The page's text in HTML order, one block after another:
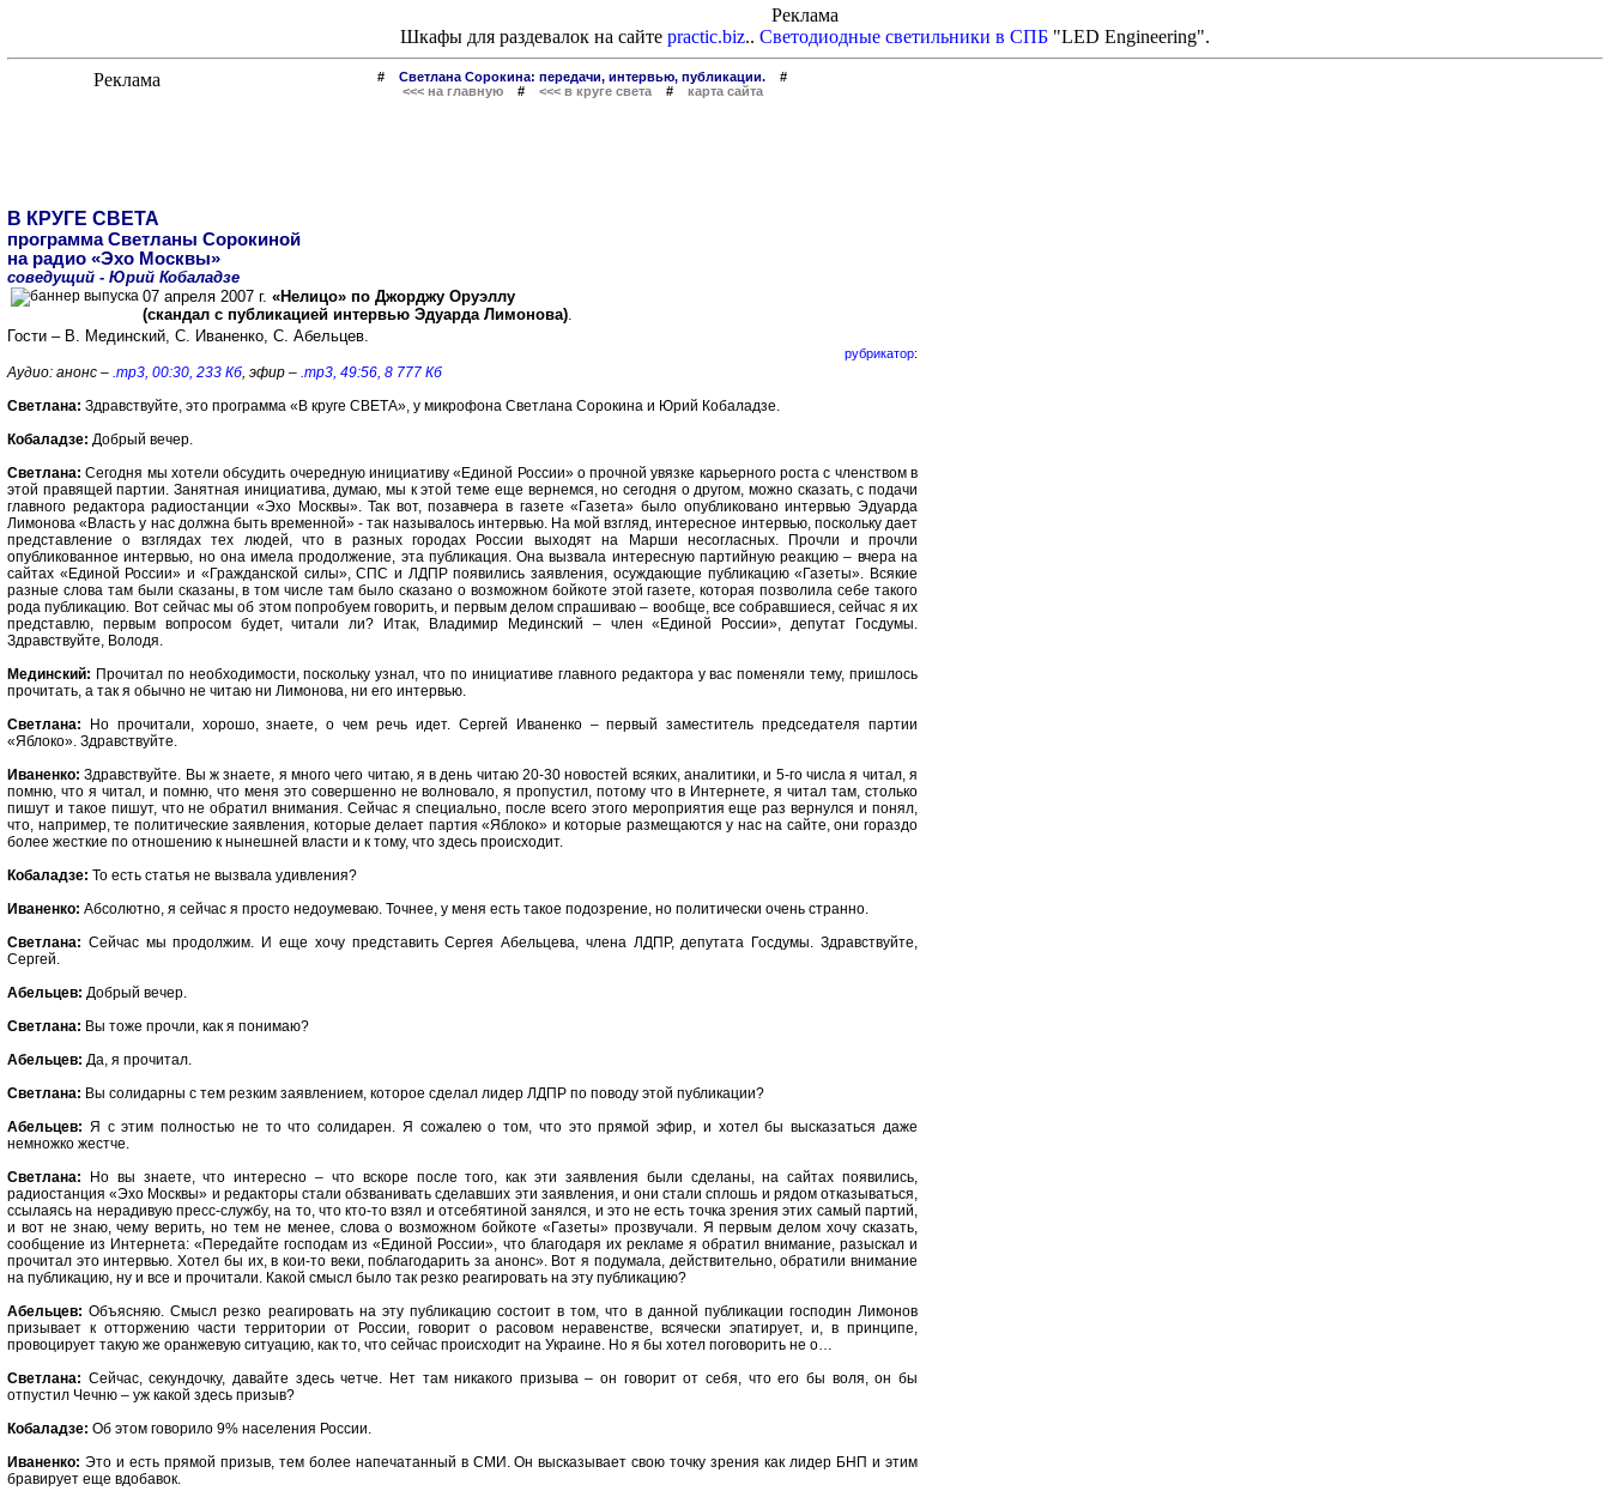
Реклама
Шкафы для раздевалок на сайте practic.biz.. Светодиодные светильники в СПБ "LED Engineering".
# Светлана Сорокина: передачи, интервью, публикации. #
<<< на главную# <<< в круге света# карта сайта
В КРУГЕ СВЕТА
программа Светланы Сорокиной
на радио «Эхо Москвы»
соведущий - Юрий Кобаладзе
07 апреля 2007 г. «Нелицо» по Джорджу Оруэллу
(скандал с публикацией интервью Эдуарда Лимонова).
Гости – В. Мединский, С. Иваненко, С. Абельцев.
рубрикатор:
Аудио: анонс – .mp3, 00:30, 233 Кб, эфир – .mp3, 49:56, 8 777 Кб
Светлана: Здравствуйте, это программа «В круге СВЕТА», у микрофона Светлана Сорокина и Юрий Кобаладзе.
Кобаладзе: Добрый вечер.
Светлана: Сегодня мы хотели обсудить очередную инициативу «Единой России» о прочной увязке карьерного роста с членством в
этой правящей партии. Занятная инициатива, думаю, мы к этой теме еще вернемся, но сегодня о другом, можно сказать, с подачи
главного редактора радиостанции «Эхо Москвы». Так вот, позавчера в газете «Газета» было опубликовано интервью Эдуарда
Лимонова «Власть у нас должна быть временной» - так называлось интервью. На мой взгляд, интересное интервью, поскольку дает
представление о взглядах тех людей, что в разных городах России выходят на Марши несогласных. Прочли и прочли
опубликованное интервью, но она имела продолжение, эта публикация. Она вызвала интересную партийную реакцию – вчера на
сайтах «Единой России» и «Гражданской силы», СПС и ЛДПР появились заявления, осуждающие публикацию «Газеты». Всякие
разные слова там были сказаны, в том числе там было сказано о возможном бойкоте этой газете, которая позволила себе такого
рода публикацию. Вот сейчас мы об этом попробуем говорить, и первым делом спрашиваю – вообще, все собравшиеся, сейчас я их
представлю, первым вопросом будет, читали ли? Итак, Владимир Мединский – член «Единой России», депутат Госдумы.
Здравствуйте, Володя.
Мединский: Прочитал по необходимости, поскольку узнал, что по инициативе главного редактора у вас поменяли тему, пришлось
прочитать, а так я обычно не читаю ни Лимонова, ни его интервью.
Светлана: Но прочитали, хорошо, знаете, о чем речь идет. Сергей Иваненко – первый заместитель председателя партии
«Яблоко». Здравствуйте.
Иваненко: Здравствуйте. Вы ж знаете, я много чего читаю, я в день читаю 20-30 новостей всяких, аналитики, и 5-го числа я читал, я
помню, что я читал, и помню, что меня это совершенно не волновало, я пропустил, потому что в Интернете, я читал там, столько
пишут и такое пишут, что не обратил внимания. Сейчас я специально, после всего этого мероприятия еще раз вернулся и понял,
что, например, те политические заявления, которые делает партия «Яблоко» и которые размещаются у нас на сайте, они гораздо
более жесткие по отношению к нынешней власти и к тому, что здесь происходит.
Кобаладзе: То есть статья не вызвала удивления?
Иваненко: Абсолютно, я сейчас я просто недоумеваю. Точнее, у меня есть такое подозрение, но политически очень странно.
Светлана: Сейчас мы продолжим. И еще хочу представить Сергея Абельцева, члена ЛДПР, депутата Госдумы. Здравствуйте,
Сергей.
Абельцев: Добрый вечер.
Светлана: Вы тоже прочли, как я понимаю?
Абельцев: Да, я прочитал.
Светлана: Вы солидарны с тем резким заявлением, которое сделал лидер ЛДПР по поводу этой публикации?
Абельцев: Я с этим полностью не то что солидарен. Я сожалею о том, что это прямой эфир, и хотел бы высказаться даже
немножко жестче.
Светлана: Но вы знаете, что интересно – что вскоре после того, как эти заявления были сделаны, на сайтах появились,
радиостанция «Эхо Москвы» и редакторы стали обзванивать сделавших эти заявления, и они стали сплошь и рядом отказываться,
ссылаясь на нерадивую пресс-службу, на то, что кто-то взял и отсебятиной занялся, и это не есть точка зрения этих самый партий,
и вот не знаю, чему верить, но тем не менее, слова о возможном бойкоте «Газеты» прозвучали. Я первым делом хочу сказать,
сообщение из Интернета: «Передайте господам из «Единой России», что благодаря их рекламе я обратил внимание, разыскал и
прочитал это интервью. Хотел бы их, в кои-то веки, поблагодарить за анонс». Вот я подумала, действительно, обратили внимание
на публикацию, ну и все и прочитали. Какой смысл было так резко реагировать на эту публикацию?
Абельцев: Объясняю. Смысл резко реагировать на эту публикацию состоит в том, что в данной публикации господин Лимонов
призывает к отторжению части территории от России, говорит о расовом неравенстве, всячески эпатирует, и, в принципе,
провоцирует такую же оранжевую ситуацию, как то, что сейчас происходит на Украине. Но я бы хотел поговорить не о…
Светлана: Сейчас, секундочку, давайте здесь четче. Нет там никакого призыва – он говорит от себя, что его бы воля, он бы
отпустил Чечню – уж какой здесь призыв?
Кобаладзе: Об этом говорило 9% населения России.
Иваненко: Это и есть прямой призыв, тем более напечатанный в СМИ. Он высказывает свою точку зрения как лидер БНП и этим
бравирует еще вдобавок.